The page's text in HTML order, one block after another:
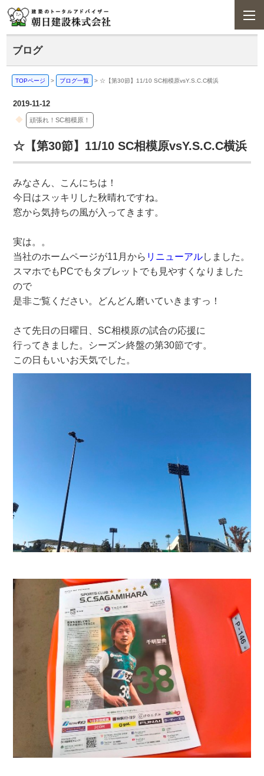
ブログ
TOPページ > ブログ一覧 > ☆【第30節】11/10 SC相模原vsY.S.C.C横浜
2019-11-12
頑張れ！SC相模原！
☆【第30節】11/10 SC相模原vsY.S.C.C横浜
みなさん、こんにちは！
今日はスッキリした秋晴れですね。
窓から気持ちの風が入ってきます。
実は。。
当社のホームページが11月から リニューアルしました。
スマホでもPCでもタブレットでも見やすくなりました
ので
是非ご覧ください。どんどん磨いていきますっ！
さて先日の日曜日、SC相模原の試合の応援に
行ってきました。シーズン終盤の第30節です。
この日もいいお天気でした。